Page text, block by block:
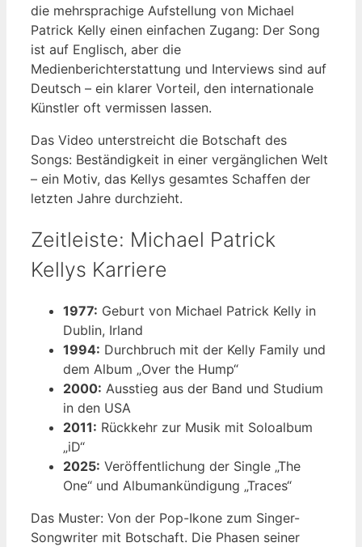
die mehrsprachige Aufstellung von Michael
Patrick Kelly einen einfachen Zugang: Der Song
ist auf Englisch, aber die
Medienberichterstattung und Interviews sind auf
Deutsch – ein klarer Vorteil, den internationale
Künstler oft vermissen lassen.
Das Video unterstreicht die Botschaft des
Songs: Beständigkeit in einer vergänglichen Welt
– ein Motiv, das Kellys gesamtes Schaffen der
letzten Jahre durchzieht.
Zeitleiste: Michael Patrick
Kellys Karriere
1977: Geburt von Michael Patrick Kelly in
Dublin, Irland
1994: Durchbruch mit der Kelly Family und
dem Album „Over the Hump“
2000: Ausstieg aus der Band und Studium
in den USA
2011: Rückkehr zur Musik mit Soloalbum
„iD“
2025: Veröffentlichung der Single „The
One“ und Albumankündigung „Traces“
Das Muster: Von der Pop-Ikone zum Singer-
Songwriter mit Botschaft. Die Phasen seiner